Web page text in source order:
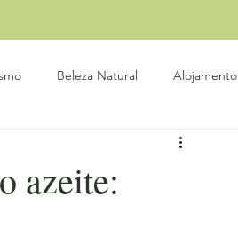
Beleza Natural Alojamento
Sustentabilidade
azeite: